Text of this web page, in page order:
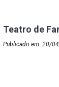
Teatro de
Publicado em: 20/